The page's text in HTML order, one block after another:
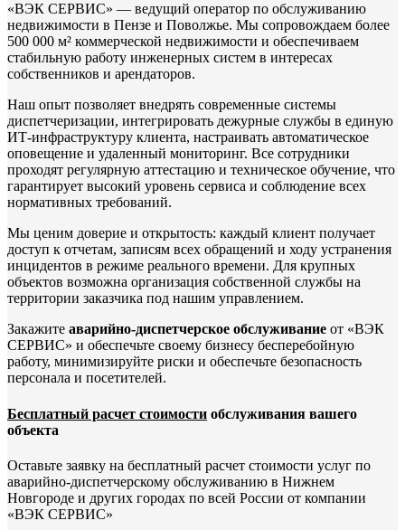
«ВЭК СЕРВИС» — ведущий оператор по обслуживанию
недвижимости в Пензе и Поволжье. Мы сопровождаем более
500 000 м² коммерческой недвижимости и обеспечиваем
стабильную работу инженерных систем в интересах
собственников и арендаторов.
Наш опыт позволяет внедрять современные системы
диспетчеризации, интегрировать дежурные службы в единую
ИТ-инфраструктуру клиента, настраивать автоматическое
оповещение и удаленный мониторинг. Все сотрудники
проходят регулярную аттестацию и техническое обучение, что
гарантирует высокий уровень сервиса и соблюдение всех
нормативных требований.
Мы ценим доверие и открытость: каждый клиент получает
доступ к отчетам, записям всех обращений и ходу устранения
инцидентов в режиме реального времени. Для крупных
объектов возможна организация собственной службы на
территории заказчика под нашим управлением.
Закажите аварийно-диспетчерское обслуживание от «ВЭК
СЕРВИС» и обеспечьте своему бизнесу бесперебойную
работу, минимизируйте риски и обеспечьте безопасность
персонала и посетителей.
Бесплатный расчет стоимости обслуживания вашего
объекта
Оставьте заявку на бесплатный расчет стоимости услуг по
аварийно-диспетчерскому обслуживанию в Нижнем
Новгороде и других городах по всей России от компании
«ВЭК СЕРВИС»